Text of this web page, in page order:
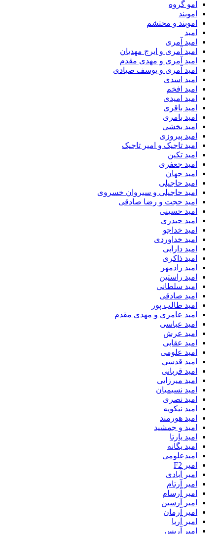
امو گروه
اموبند
اموبند و محتشم
امید
امید آمری
امید آمری و ایرج مهدیان
امید آمری و مهدی مقدم
امید آمری و یوسف صیادی
امید اسدی
امید افخم
امید امیدی
امید باقری
امید بامری
امید بخشی
امید پیروزی
امید تاجیک و امیر تاجیک
امید تکین
امید جعفری
امید جهان
امید حاجیلی
امید حاجیلی و سیروان خسروی
امید حجت و رضا صادقی
امید حسینی
امید حیدری
امید خداجو
امید خداوردی
امید دارابی
امید ذاکری
امید رادمهر
امید راستین
امید سلطانی
امید صادقی
امید طالب پور
امید عامری و مهدی مقدم
امید عباسی
امید عرش
امید عقابی
امید علومی
امید قدسی
امید قربانی
امید میرزایی
امید نسیمیان
امید نصری
امید نیکویه
امید هورمند
امید و جمشید
امید یارتا
امید یگانه
امیدعلومی
امیر F2
امیر آبادی
امیر آرتام
امیر آرسام
امیر آرسین
امیر آرمان
امیر آریا
امیر آریس